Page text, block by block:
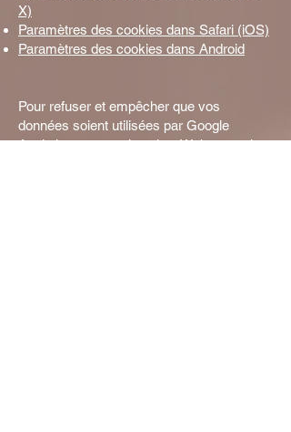
X)
Paramètres des cookies dans Safari (iOS)
Paramètres des cookies dans Android
Pour refuser et empêcher que vos
données soient utilisées par Google
Analytics sur tous les sites Web, consultez